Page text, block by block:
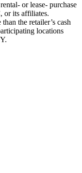
or lease- purchase
or its affiliates.
the retailer’s cash
locations